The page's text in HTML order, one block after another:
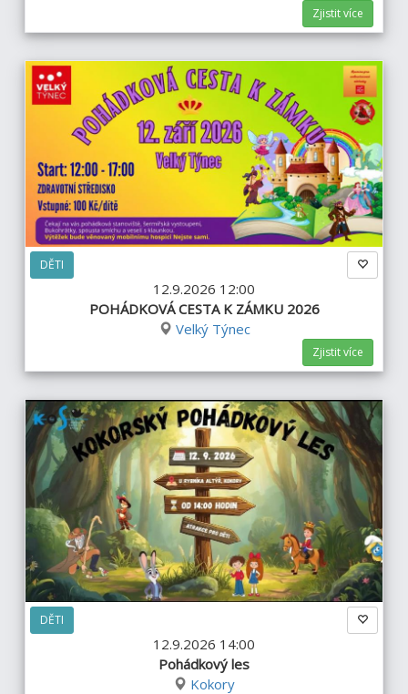
Zjistit více
DĚTI
12.9.2026 12:00
POHÁDKOVÁ CESTA K ZÁMKU 2026
Velký Týnec
Zjistit více
DĚTI
12.9.2026 14:00
Pohádkový les
Kokory